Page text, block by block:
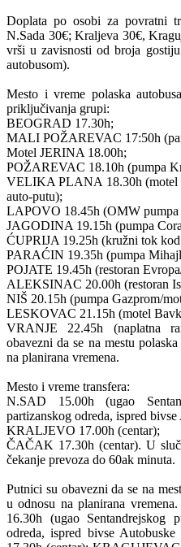
Doplata po osobi za povratni
N.Sada 30€; Kraljeva 30€,
vrši u zavisnosti od broja
autobusom).
Mesto i vreme polaska
priključivanja grupi:
BEOGRAD 17.30h;
MALI POŽAREVAC 17:50h
Motel JERINA 18.00h;
POŽAREVAC 18.10h (pumpa
VELIKA PLANA 18.30h (motel
auto-putu);
LAPOVO 18.45h (OMW pumpa
JAGODINA 19.15h (pumpa
ĆUPRIJA 19.25h (kružni tok
PARAĆIN 19.35h (pumpa
POJATE 19.45h (restoran
ALEKSINAC 20.00h (restoran
NIŠ 20.15h (pumpa Gazprom/
LESKOVAC 21.15h (motel
VRANJE 22.45h (naplatna
obavezni da se na mestu
na planirana vremena.
Mesto i vreme transfera:
N.SAD 15.00h (ugao
partizanskog odreda, ispred
KRALJEVO 17.00h (centar);
ČAČAK 17.30h (centar). U
čekanje prevoza do 60ak minuta.
Putnici su obavezni da se na
u odnosu na planirana
16.30h (ugao Sentandrejskog
odreda, ispred bivse